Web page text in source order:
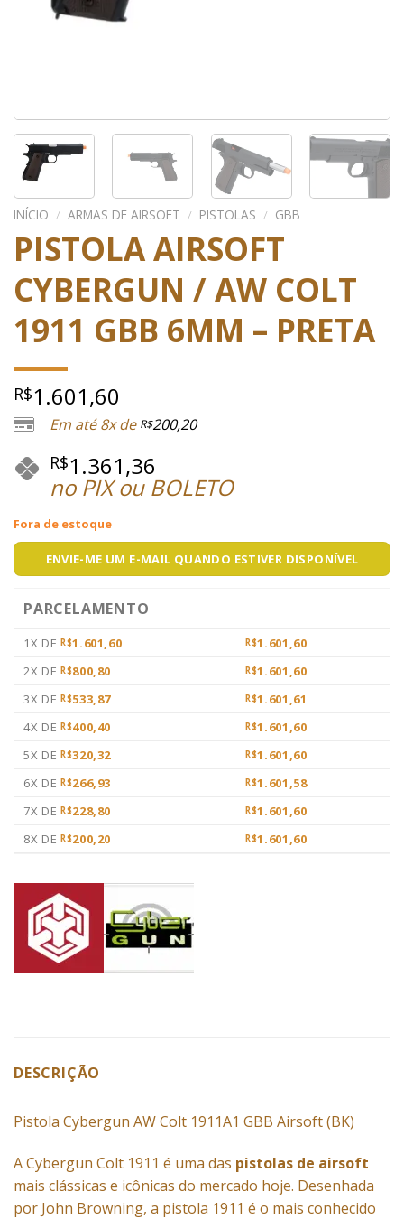
INÍCIO / ARMAS DE AIRSOFT / PISTOLAS / GBB
PISTOLA AIRSOFT
CYBERGUN / AW COLT
1911 GBB 6MM – PRETA
R$1.601,60
Em até 8x de R$200,20
R$1.361,36
no PIX ou BOLETO
Fora de estoque
ENVIE-ME UM E-MAIL QUANDO ESTIVER DISPONÍVEL
PARCELAMENTO
1X DE R$1.601,60 R$1.601,60
2X DE R$800,80 R$1.601,60
3X DE R$533,87 R$1.601,61
4X DE R$400,40 R$1.601,60
5X DE R$320,32 R$1.601,60
6X DE R$266,93 R$1.601,58
7X DE R$228,80 R$1.601,60
8X DE R$200,20 R$1.601,60
DESCRIÇÃO
Pistola Cybergun AW Colt 1911A1 GBB Airsoft (BK)
A Cybergun Colt 1911 é uma das pistolas de airsoft
mais clássicas e icônicas do mercado hoje. Desenhada
por John Browning, a pistola 1911 é o mais conhecido